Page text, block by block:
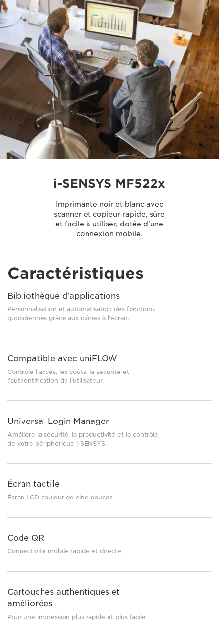
i-SENSYS MF522x
Imprimante noir et blanc avec
scanner et copieur rapide, sûre
et facile à utiliser, dotée d'une
connexion mobile.
Caractéristiques
Bibliothèque d'applications
Personnalisation et automatisation des fonctions
quotidiennes grâce aux icônes à l'écran.
Compatible avec uniFLOW
Contrôle l'accès, les coûts, la sécurité et
l'authentification de l'utilisateur.
Universal Login Manager
Améliore la sécurité, la productivité et le contrôle
de votre périphérique i-SENSYS.
Écran tactile
Écran LCD couleur de cinq pouces
Code QR
Connectivité mobile rapide et directe
Cartouches authentiques et
améliorées
Pour une impression plus rapide et plus facile